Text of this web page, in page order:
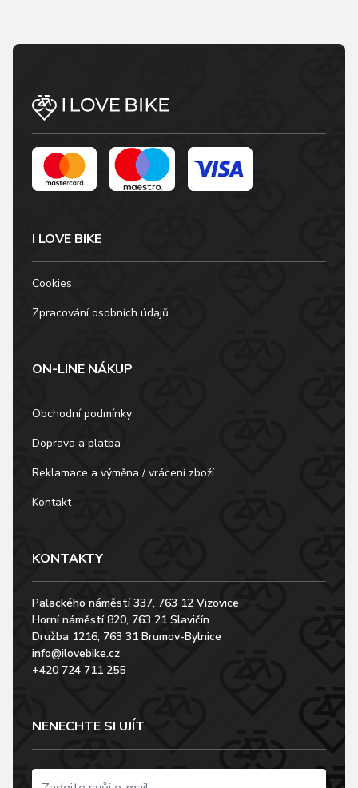
I LOVE BIKE
Cookies
Zpracování osobních údajů
ON-LINE NÁKUP
Obchodní podmínky
Doprava a platba
Reklamace a výměna / vrácení zboží
Kontakt
KONTAKTY
Palackého náměstí 337, 763 12 Vizovice
Horní náměstí 820, 763 21 Slavičín
Družba 1216, 763 31 Brumov-Bylnice
info@ilovebike.cz
+420 724 711 255
NENECHTE SI UJÍT